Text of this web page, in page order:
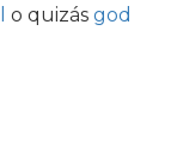
o quizás god